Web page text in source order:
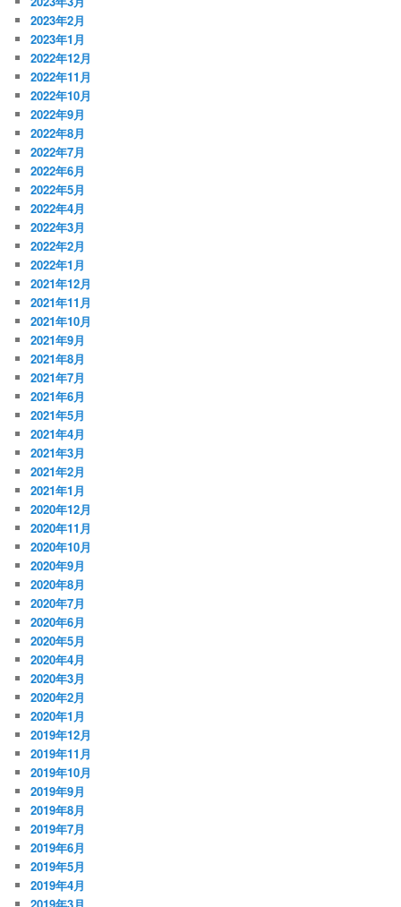
2023年2月
2023年1月
2022年12月
2022年11月
2022年10月
2022年9月
2022年8月
2022年7月
2022年6月
2022年5月
2022年4月
2022年3月
2022年2月
2022年1月
2021年12月
2021年11月
2021年10月
2021年9月
2021年8月
2021年7月
2021年6月
2021年5月
2021年4月
2021年3月
2021年2月
2021年1月
2020年12月
2020年11月
2020年10月
2020年9月
2020年8月
2020年7月
2020年6月
2020年5月
2020年4月
2020年3月
2020年2月
2020年1月
2019年12月
2019年11月
2019年10月
2019年9月
2019年8月
2019年7月
2019年6月
2019年5月
2019年4月